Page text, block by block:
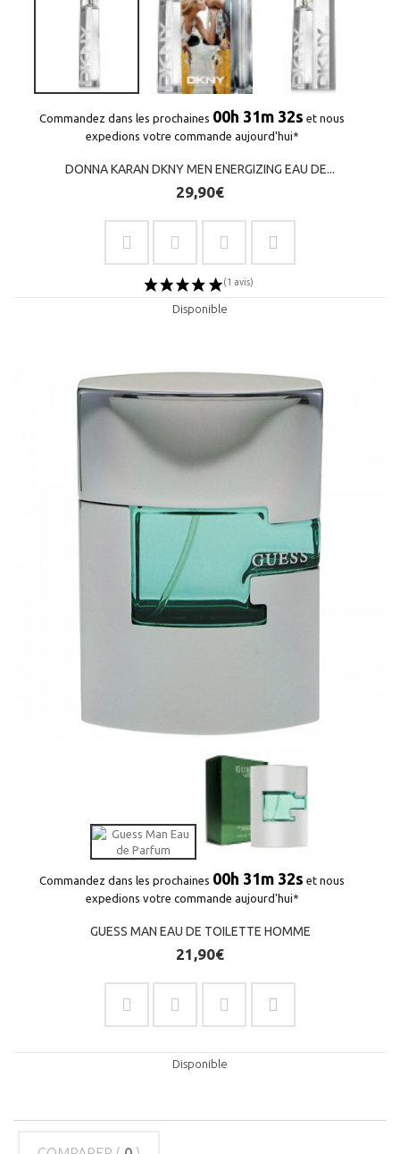
Commandez dans les prochaines 00h 31m 32s et nous
expedions votre commande aujourd'hui*
DONNA KARAN DKNY MEN ENERGIZING EAU DE...
29,90€
Disponible
Commandez dans les prochaines 00h 31m 32s et nous
expedions votre commande aujourd'hui*
GUESS MAN EAU DE TOILETTE HOMME
21,90€
Disponible